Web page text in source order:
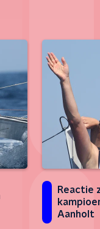
Reactie
Aanholt